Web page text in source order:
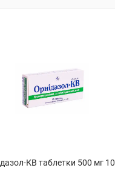
КВ таблетки 500 мг 10